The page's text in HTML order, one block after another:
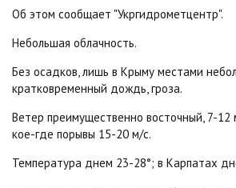
Об этом сообщает "Укргидрометцентр".
Небольшая облачность.
Без осадков, лишь в Крыму местами
кратковременный дождь, гроза.
Ветер преимущественно восточный, 7-12
кое-где порывы 15-20 м/с.
Температура днем 23-28°; в Карпатах